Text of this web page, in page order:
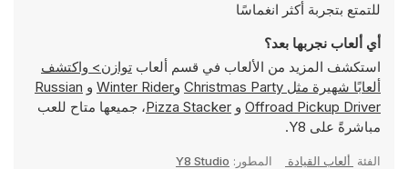
للتمتع بتجربة أكثر انغماسًا
أي ألعاب نجربها بعد؟
استكشف المزيد من الألعاب في قسم ألعاب
توازن> واكتشف
ألعابًا شهيرة مثل Christmas Party وWinter Rider و Russian
Offroad Pickup Driver و Pizza Stacker، جميعها متاح للعب
مباشرةً على Y8.
الفئة ألعاب القيادة المطور: Y8 Studio